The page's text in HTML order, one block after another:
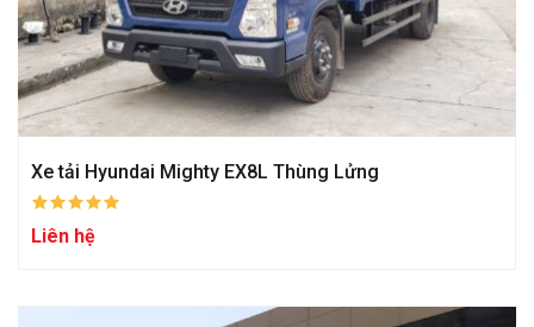
Xe tải Hyundai Mighty EX8L Thùng Lửng
Liên hệ